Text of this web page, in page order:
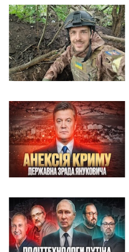
" />
" />
" />